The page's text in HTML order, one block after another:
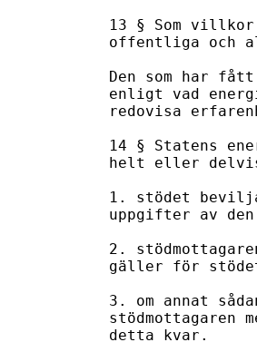
13 § Som
offentliga och
Den som har
enligt vad
redovisa
14 § Statens
helt eller
1. stödet
uppgifter av den
2.
gäller för
3. om annat
detta kvar.